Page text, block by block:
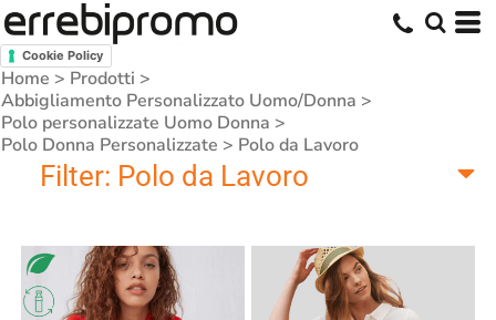
Cookie Policy
Home > Prodotti >
Abbigliamento Personalizzato Uomo/Donna >
Polo personalizzate Uomo Donna >
Polo Donna Personalizzate > Polo da Lavoro
Filter: Polo da Lavoro